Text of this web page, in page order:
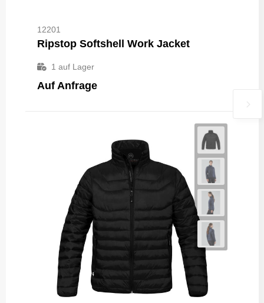
12201
Ripstop Softshell Work Jacket
1 auf Lager
Auf Anfrage